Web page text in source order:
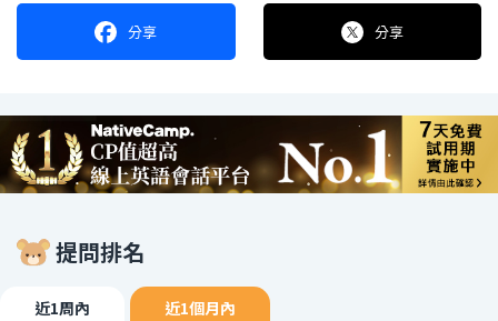
分享 分享
提問排名
近1周內 近1個月內